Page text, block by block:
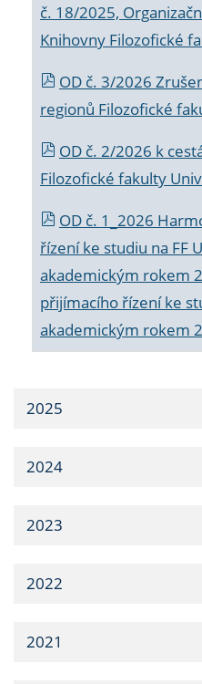
č. 18/2025,
Knihovny Filozofické
OD č. 3/2026
regionů Filozofické
OD č. 2/2026 k
Filozofické fakulty
OD č. 1_2026
řízení ke studiu na FF
akademickým rokem
přijímacího řízení ke
akademickým rokem
2025
2024
2023
2022
2021